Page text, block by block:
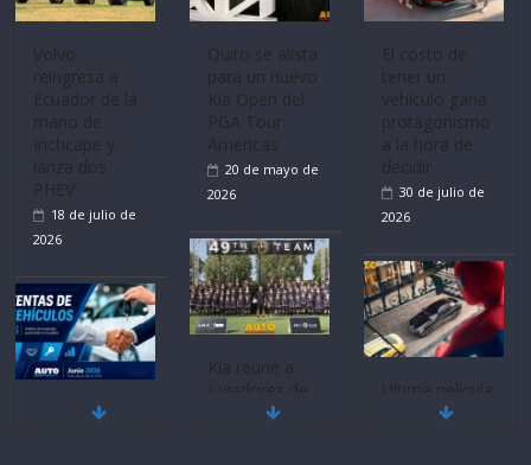
Volvo
reingresa a
Ecuador de la
mano de
Inchcape y
lanza dos
PHEV
18 de julio de
2026
Mercado
Quito se alista
para un nuevo
Kia Open del
PGA Tour
Americas
20 de mayo de
2026
Kia reúne a
jugadores de
fútbol de todo
El costo de
tener un
vehículo gana
protagonismo
a la hora de
decidir
30 de julio de
2026
Ultima película
‘Spider‑Man: